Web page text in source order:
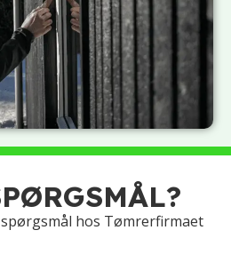
hos Tømrerfirmaet